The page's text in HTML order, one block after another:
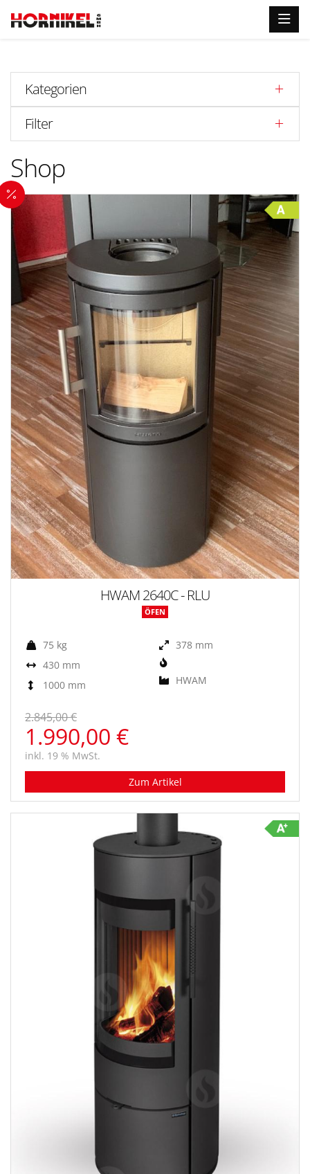
Kategorien
Filter
Shop
HWAM 2640C - RLU
ÖFEN
75 kg
430 mm
1000 mm
378 mm
HWAM
2.845,00 €
1.990,00 €
inkl. 19 % MwSt.
Zum Artikel